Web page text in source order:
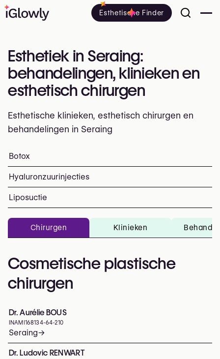
Esthetische Finder
Esthetiek in Seraing:
behandelingen, klinieken en
esthetisch chirurgen
Esthetische klinieken, esthetisch chirurgen en
behandelingen in Seraing
Alles over esthetiek in Seraing: klinieken, esthetisch
Top ingrepen en
Botox
Hyaluronzuurinjecties
Liposuctie
Chirurgen Klinieken
Cosmetische plastische
chirurgen
Dr. Aurélie BOUS
INAMI 168134-64-210
Seraing→
Dr. Ludovic RENWART